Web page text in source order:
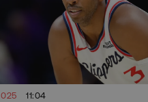
11:04